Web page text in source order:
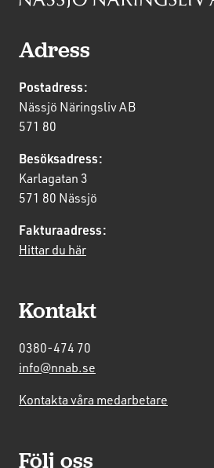
Adress
Postadress:
Nässjö Näringsliv AB
571 80
Besöksadress:
Karlagatan 3
571 80 Nässjö
Fakturaadress:
Hittar du här
Kontakt
0380-474 70
info@nnab.se
Kontakta våra medarbetare
Följ oss